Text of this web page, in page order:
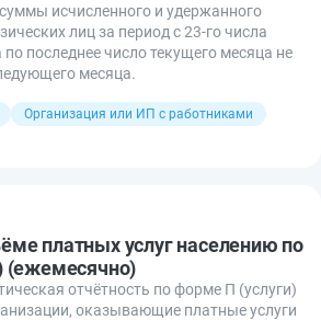
исчисленного и удержанного
лиц за период с 23-го числа
последнее число текущего месяца не
месяца.
Организация или ИП с работниками
платных услуг населению по
(ежемесячно)
отчётность по форме П (услуги)
оказывающие платные услуги